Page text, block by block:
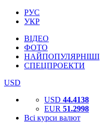
РУС
УКР
ВІДЕО
ФОТО
НАЙПОПУЛЯРНІШІ
СПЕЦПРОЕКТИ
USD
USD 44.4138
EUR 51.2998
Всі курси валют